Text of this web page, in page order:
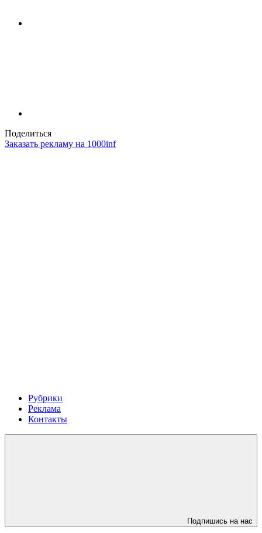
Поделиться
Заказать рекламу на 1000inf
Рубрики
Реклама
Контакты
Подпишись на нас